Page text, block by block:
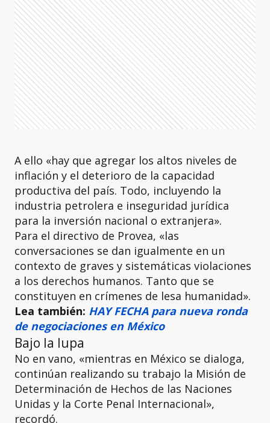
A ello «hay que agregar los altos niveles de
inflación y el deterioro de la capacidad
productiva del país. Todo, incluyendo la
industria petrolera e inseguridad jurídica
para la inversión nacional o extranjera».
Para el directivo de Provea, «las
conversaciones se dan igualmente en un
contexto de graves y sistemáticas violaciones
a los derechos humanos. Tanto que se
constituyen en crímenes de lesa humanidad».
Lea también: HAY FECHA para nueva ronda
de negociaciones en México
Bajo la lupa
No en vano, «mientras en México se dialoga,
continúan realizando su trabajo la Misión de
Determinación de Hechos de las Naciones
Unidas y la Corte Penal Internacional»,
recordó.